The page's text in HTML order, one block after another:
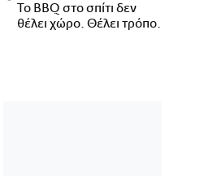
Το BBQ στο σπίτι δεν
θέλει χώρο. Θέλει τρόπο.